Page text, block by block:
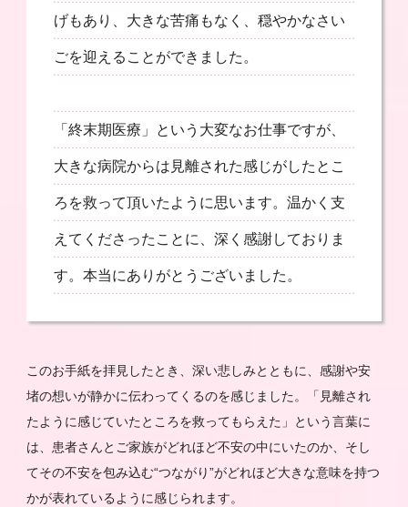
げもあり、大きな苦痛もなく、穏やかなさい
ごを迎えることができました。
「終末期医療」という大変なお仕事ですが、
大きな病院からは見離された感じがしたとこ
ろを救って頂いたように思います。温かく支
えてくださったことに、深く感謝しておりま
す。本当にありがとうございました。
このお手紙を拝見したとき、深い悲しみとともに、感謝や安
堵の想いが静かに伝わってくるのを感じました。「見離され
たように感じていたところを救ってもらえた」という言葉に
は、患者さんとご家族がどれほど不安の中にいたのか、そし
てその不安を包み込む“つながり”がどれほど大きな意味を持つ
かが表れているように感じられます。